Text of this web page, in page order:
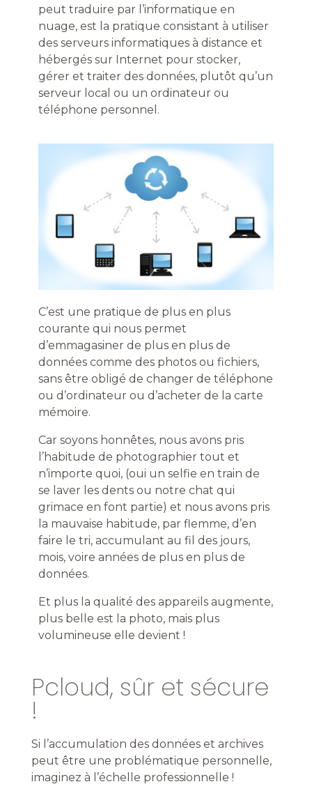
peut traduire par l’informatique en
nuage, est la pratique consistant à utiliser
des serveurs informatiques à distance et
hébergés sur Internet pour stocker,
gérer et traiter des données, plutôt qu’un
serveur local ou un ordinateur ou
téléphone personnel.
C’est une pratique de plus en plus
courante qui nous permet
d’emmagasiner de plus en plus de
données comme des photos ou fichiers,
sans être obligé de changer de téléphone
ou d’ordinateur ou d’acheter de la carte
mémoire.
Car soyons honnêtes, nous avons pris
l’habitude de photographier tout et
n’importe quoi, (oui un selfie en train de
se laver les dents ou notre chat qui
grimace en font partie) et nous avons pris
la mauvaise habitude, par flemme, d’en
faire le tri, accumulant au fil des jours,
mois, voire années de plus en plus de
données.
Et plus la qualité des appareils augmente,
plus belle est la photo, mais plus
volumineuse elle devient !
Pcloud, sûr et sécure
!
Si l’accumulation des données et archives
peut être une problématique personnelle,
imaginez à l’échelle professionnelle !